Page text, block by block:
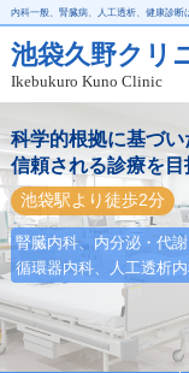
内科一般、腎臓病、人工透析、健康診断
池袋久野クリ
Ikebukuro Kuno Clinic
科学的根拠に基づい
信頼される診療を
池袋駅より徒歩2分
腎臓内科、内分泌・代
循環器内科、人工透析